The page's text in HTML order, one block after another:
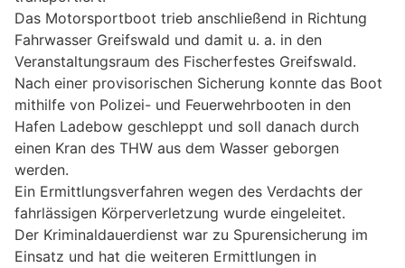
Das Motorsportboot trieb anschließend in Richtung
Fahrwasser Greifswald und damit u. a. in den
Veranstaltungsraum des Fischerfestes Greifswald.
Nach einer provisorischen Sicherung konnte das Boot
mithilfe von Polizei- und Feuerwehrbooten in den
Hafen Ladebow geschleppt und soll danach durch
einen Kran des THW aus dem Wasser geborgen
werden.
Ein Ermittlungsverfahren wegen des Verdachts der
fahrlässigen Körperverletzung wurde eingeleitet.
Der Kriminaldauerdienst war zu Spurensicherung im
Einsatz und hat die weiteren Ermittlungen in